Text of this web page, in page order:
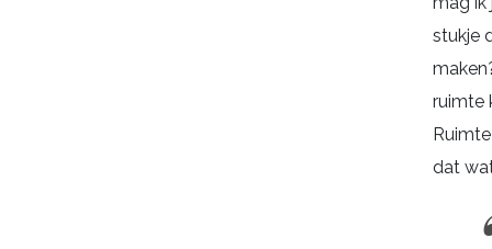
stukje
ruimte
dat